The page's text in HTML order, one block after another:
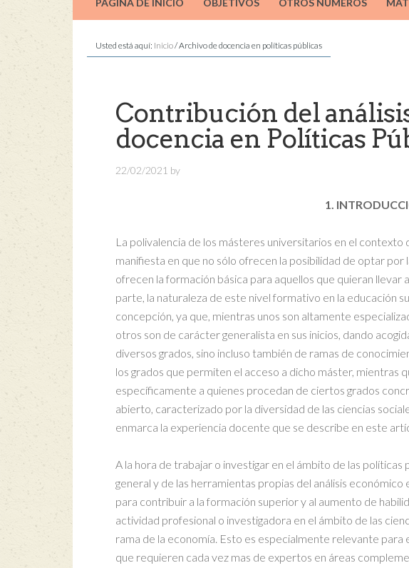
PÁGINA DE INICIO OBJETIVOS OTROS NÚMEROS
Usted está aquí: Inicio/Archivo de docencia en políticas públicas
Contribución del
docencia en Políticas
22/02/2021 by
1.
La polivalencia de los másteres universitarios en el
manifiesta en que no sólo ofrecen la posibilidad de optar
ofrecen la formación básica para aquellos que quieran llevar
parte, la naturaleza de este nivel formativo en la educación
concepción, ya que, mientras unos son altamente
otros son de carácter generalista en sus inicios, dando
diversos grados, sino incluso también de ramas de
los grados que permiten el acceso a dicho máster, mientras
específicamente a quienes procedan de ciertos grados
abierto, caracterizado por la diversidad de las ciencias
enmarca la experiencia docente que se describe en este
A la hora de trabajar o investigar en el ámbito de las
general y de las herramientas propias del análisis
para contribuir a la formación superior y al aumento de
actividad profesional o investigadora en el ámbito de las
rama de la economía. Esto es especialmente relevante para
que requieren cada vez mas de expertos en áreas